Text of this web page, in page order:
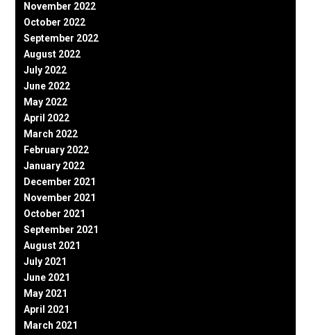
November 2022
October 2022
September 2022
August 2022
July 2022
June 2022
May 2022
April 2022
March 2022
February 2022
January 2022
December 2021
November 2021
October 2021
September 2021
August 2021
July 2021
June 2021
May 2021
April 2021
March 2021